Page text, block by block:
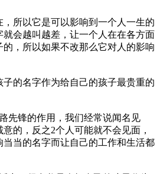
所以它是可以影响到一个人一生的
会越叫越差，让一个人在在各方面
，所以如果不改那么它对人的影响
的名字作为给自己的孩子最贵重的
先锋的作用，我们经常说闻名见
的，反之2个人可能就不会见面，
当的名字而让自己的工作和生活都